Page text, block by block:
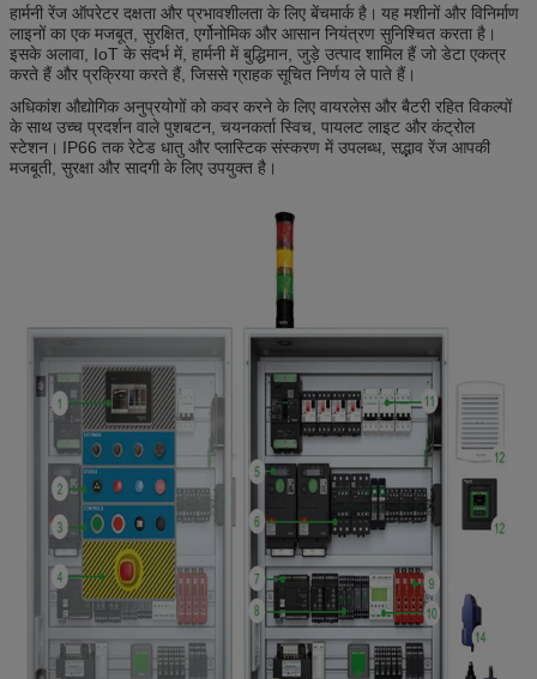
हार्मनी रेंज ऑपरेटर दक्षता और प्रभावशीलता के लिए बेंचमार्क है। यह मशीनों और विनिर्माण
लाइनों का एक मजबूत, सुरक्षित, एर्गोनोमिक और आसान नियंत्रण सुनिश्चित करता है।
इसके अलावा, IoT के संदर्भ में, हार्मनी में बुद्धिमान, जुड़े उत्पाद शामिल हैं जो डेटा एकत्र
करते हैं और प्रक्रिया करते हैं, जिससे ग्राहक सूचित निर्णय ले पाते हैं।
अधिकांश औद्योगिक अनुप्रयोगों को कवर करने के लिए वायरलेस और बैटरी रहित विकल्पों
के साथ उच्च प्रदर्शन वाले पुशबटन, चयनकर्ता स्विच, पायलट लाइट और कंट्रोल
स्टेशन। IP66 तक रेटेड धातु और प्लास्टिक संस्करण में उपलब्ध, सद्भाव रेंज आपकी
मजबूती, सुरक्षा और सादगी के लिए उपयुक्त है।